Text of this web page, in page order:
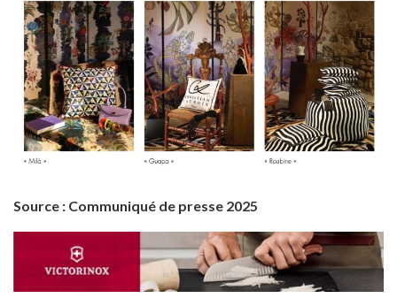
Source : Communiqué de presse 2025